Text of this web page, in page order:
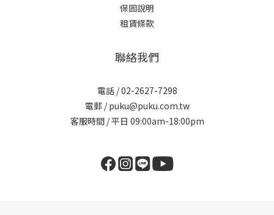
保固說明
租賃條款
聯絡我們
電話 / 02-2627-7298
電郵 / puku@puku.com.tw
客服時間 / 平日 09:00am-18:00pm